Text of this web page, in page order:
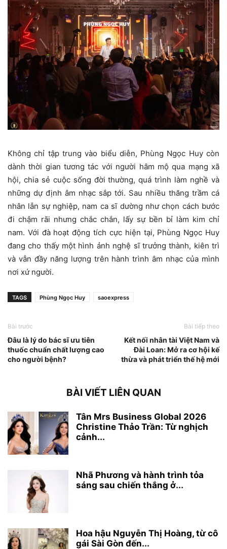
Không chỉ tập trung vào biểu diễn, Phùng Ngọc Huy còn
dành thời gian tương tác với người hâm mộ qua mạng xã
hội, chia sẻ cuộc sống đời thường, quá trình làm nghề và
những dự định âm nhạc sắp tới. Sau nhiều thăng trầm cá
nhân lẫn sự nghiệp, nam ca sĩ dường như chọn cách bước
đi chậm rãi nhưng chắc chắn, lấy sự bền bỉ làm kim chỉ
nam. Với đà hoạt động tích cực hiện tại, Phùng Ngọc Huy
đang cho thấy một hình ảnh nghệ sĩ trưởng thành, kiên trì
và vẫn đầy năng lượng trên hành trình âm nhạc của mình
nơi xứ người.
TAGS Phùng Ngọc Huy saoexpress
Bài trước
Đâu là lý do bác sĩ ưu tiên
thuốc chuẩn chất lượng cao
cho người bệnh?
Bài tiếp theo
Kết nối nhân tài Việt Nam và
Đài Loan: Mở ra cơ hội kế
thừa và phát triển thế hệ mới
BÀI VIẾT LIÊN QUAN
Tân Mrs Business Global 2026
Christine Thảo Trần: Từ nghịch
cảnh...
Nhã Phương và hành trình tỏa
sáng sau chiến thắng ở...
Hoa hậu Nguyễn Thị Hoàng, từ cô
gái Sài Gòn đến...